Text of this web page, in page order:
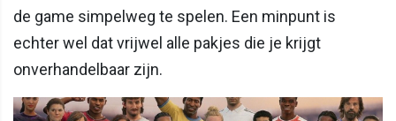
de game simpelweg te spelen. Een minpunt is
echter wel dat vrijwel alle pakjes die je krijgt
onverhandelbaar zijn.